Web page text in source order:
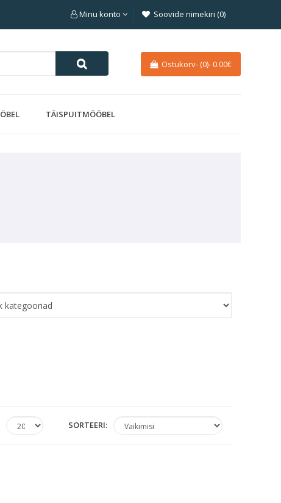
Minu konto Soovide nimekiri (0)
Ostukorv- (0)-0.00€
TÄISPUITMÖÖBEL
SORTEERI: